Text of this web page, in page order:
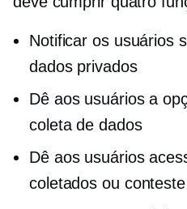
Notificar os usuários
dados privados
Dê aos usuários a
coleta de dados
Dê aos usuários
coletados ou